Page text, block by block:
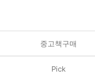
중고책구매
Pick